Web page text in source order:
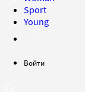
Sport
Young
Войти